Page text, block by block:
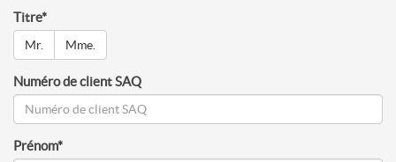
Titre*
Mr. Mme.
Numéro de client SAQ
Prénom*